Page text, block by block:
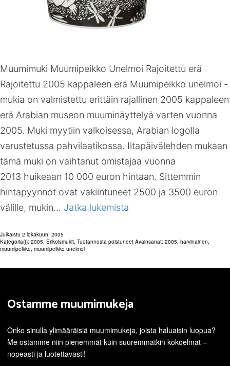
Muumimuki Muumipeikko Unelmoi Rajoitettu erä
Rajoitettu 2005 kappaleen erä Muumipeikko unelmoi -
mukia on valmistettu erittäin rajallinen 2005 kappaleen
erä Arabian museon muuminäyttelyä varten vuonna
2005. Muki myytiin valkoisessa, Arabian logolla
varustetussa pahvilaatikossa. Iltapäivälehden mukaan
tämä muki on vaihtanut omistajaa vuonna
2013 huikeaan 10 000 euron hintaan. Sittemmin
hintapyynnöt ovat vakiintuneet 2500 ja 3500 euron
välille, mukin… Jatka lukemista
[2005]
Julkaistu 2 lokakuun, 2005
Kategoria(t): 2005, Erikoismukit, Tuotannosta poistuneet Avainsanat: 2005, harvinainen,
muumipeikko, muumipeikko unelmoi
Ostamme muumimukeja
Onko sinulla ylimääräisiä muumimukeja, joista haluaisin luopua?
Me ostamme niin pienemmät kuin suuremmatkin kokoelmat –
nopeasti ja luotettavasti!